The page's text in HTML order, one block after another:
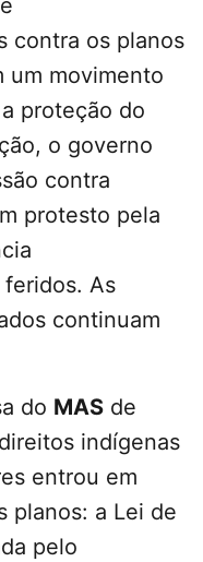
contra os planos
um movimento
proteção do
o governo
contra
protesto pela
As
continuam
do MAS de
indígenas
entrou em
planos: a Lei de
pelo